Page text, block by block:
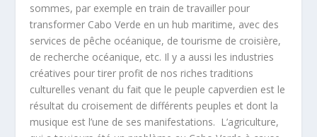
sommes, par exemple en train de travailler pour
transformer Cabo Verde en un hub maritime, avec des
services de pêche océanique, de tourisme de croisière,
de recherche océanique, etc. Il y a aussi les industries
créatives pour tirer profit de nos riches traditions
culturelles venant du fait que le peuple capverdien est le
résultat du croisement de différents peuples et dont la
musique est l’une de ses manifestations. L’agriculture,